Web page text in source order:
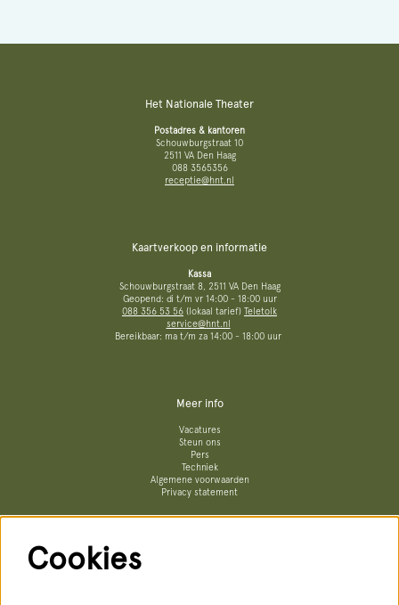
Het Nationale Theater
Postadres & kantoren
Schouwburgstraat 10
2511 VA Den Haag
088 3565356
receptie@hnt.nl
Kaartverkoop en informatie
Kassa
Schouwburgstraat 8, 2511 VA Den Haag
Geopend: di t/m vr 14:00 - 18:00 uur
088 356 53 56 (lokaal tarief) Teletolk
service@hnt.nl
Bereikbaar: ma t/m za 14:00 - 18:00 uur
Meer info
Vacatures
Steun ons
Pers
Techniek
Algemene voorwaarden
Privacy statement
Cookies